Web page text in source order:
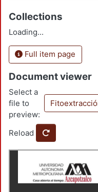
Collections
Loading...
Full item page
Document viewer
Select a
file to
preview:
Reload